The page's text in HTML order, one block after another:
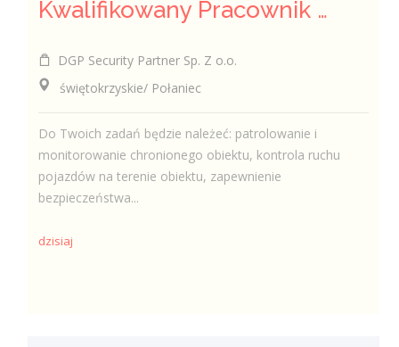
Kwalifikowany Pracownik / Kwalifikowana Pracowniczka Ochrony
DGP Security Partner Sp. Z o.o.
świętokrzyskie/ Połaniec
Do Twoich zadań będzie należeć: patrolowanie i
monitorowanie chronionego obiektu, kontrola ruchu
pojazdów na terenie obiektu, zapewnienie
bezpieczeństwa...
dzisiaj